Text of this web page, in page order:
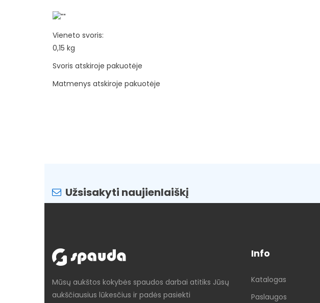
Vieneto svoris:
0,15 kg
Svoris atskiroje pakuotėje
Matmenys atskiroje pakuotėje
Užsisakyti naujienlaiškį
Mūsų aukštos kokybės spaudos darbai atitiks Jūsų
aukščiausius lūkesčius ir padės pasiekti
Info
Katalogas
Paslaugos